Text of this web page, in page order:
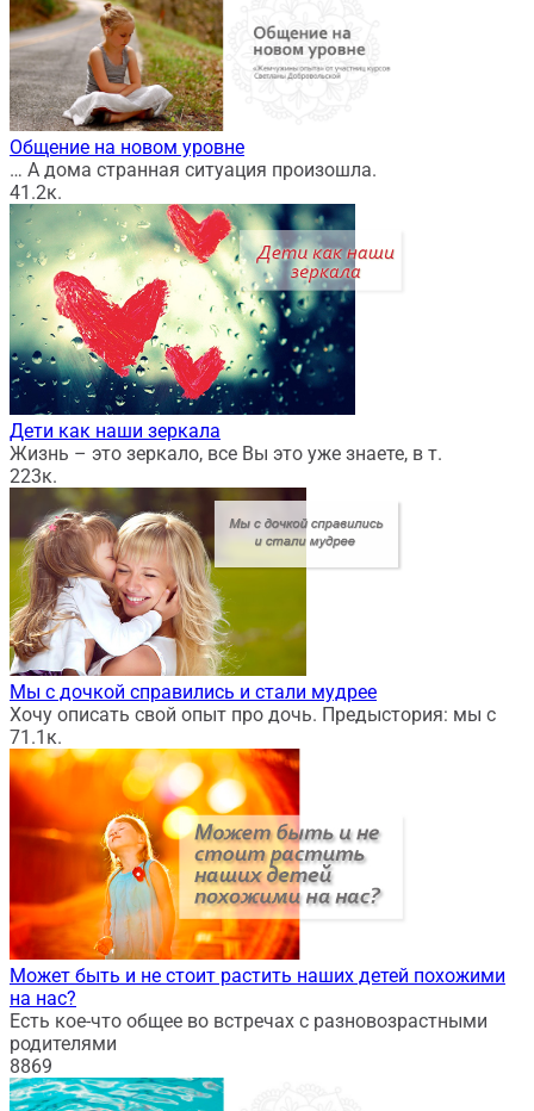
Общение на новом уровне
… А дома странная ситуация произошла.
41.2к.
Дети как наши зеркала
Жизнь – это зеркало, все Вы это уже знаете, в т.
223к.
Мы с дочкой справились и стали мудрее
Хочу описать свой опыт про дочь. Предыстория: мы с
71.1к.
Может быть и не стоит растить наших детей похожими
на нас?
Есть кое-что общее во встречах с разновозрастными
родителями
8869